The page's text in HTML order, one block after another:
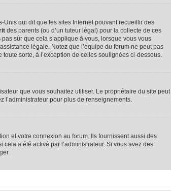
Unis qui dit que les sites Internet pouvant recueillir des
des parents (ou d’un tuteur légal) pour la collecte de ces
sûr que cela s’applique à vous, lorsque vous vous
légale. Notez que l’équipe du forum ne peut pas
sorte, à l’exception de celles soulignées ci-dessous.
que vous souhaitez utiliser. Le propriétaire du site peut
l’administrateur pour plus de renseignements.
et votre connexion au forum. Ils fournissent aussi des
a été activé par l’administrateur. Si vous avez des